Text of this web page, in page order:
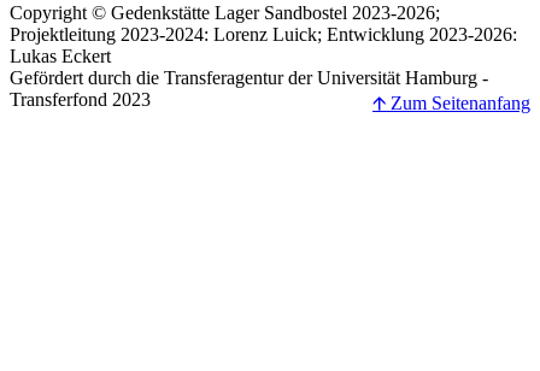
Copyright © Gedenkstätte Lager Sandbostel 2023-2026;
Projektleitung 2023-2024: Lorenz Luick; Entwicklung 2023-2026:
Lukas Eckert
Gefördert durch die Transferagentur der Universität Hamburg -
Transferfond 2023
🡩 Zum Seitenanfang